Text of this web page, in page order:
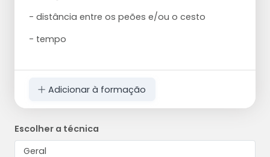
- distância entre os peões e/ou o cesto
- tempo
Adicionar à formação
Escolher a técnica